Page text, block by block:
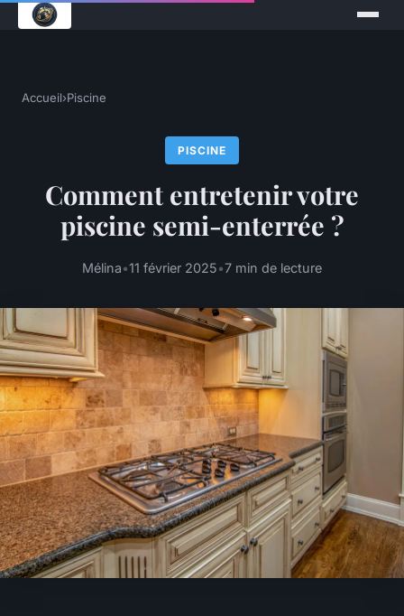
Accueil›Piscine
PISCINE
Comment entretenir votre
piscine semi-enterrée ?
Mélina•11 février 2025•7 min de lecture